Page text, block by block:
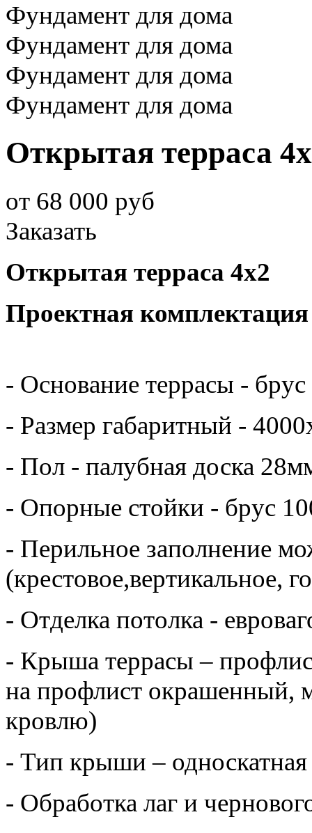
Фундамент для дома
Фундамент для дома
Фундамент для дома
Фундамент для дома
Открытая терраса
от 68 000 руб
Заказать
Открытая терраса 4х2
Проектная
- Основание террасы -
- Размер габаритный -
- Пол - палубная доска
- Опорные стойки - брус
- Перильное заполнение
(крестовое,вертикальное,
- Отделка потолка -
- Крыша террасы –
на профлист окрашенный,
кровлю)
- Тип крыши – односкатная
- Обработка лаг и